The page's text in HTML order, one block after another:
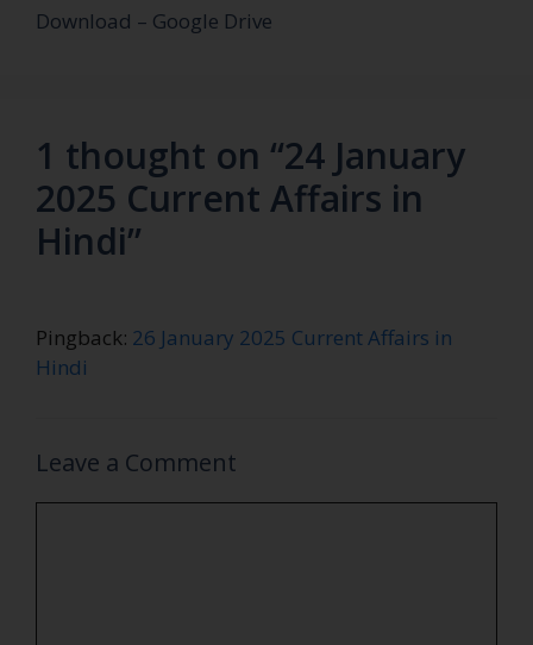
Download – Google Drive
1 thought on “24 January
2025 Current Affairs in
Hindi”
Pingback: 26 January 2025 Current Affairs in
Hindi
Leave a Comment